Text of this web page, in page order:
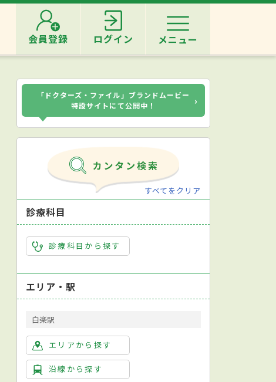
会員登録 ログイン メニュー
「ドクターズ・ファイル」ブランドムービー
特設サイトにて公開中！
›
すべてをクリア
診療科目
診療科目から探す
エリア・駅
白楽駅
エリアから探す
沿線から探す